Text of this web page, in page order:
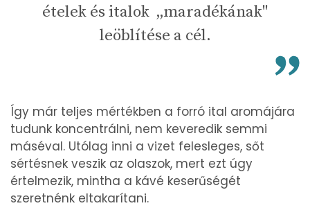
ételek és italok „maradékának"
leöblítése a cél.
Így már teljes mértékben a forró ital aromájára
tudunk koncentrálni, nem keveredik semmi
máséval. Utólag inni a vizet felesleges, sőt
sértésnek veszik az olaszok, mert ezt úgy
értelmezik, mintha a kávé keserűségét
szeretnénk eltakarítani.